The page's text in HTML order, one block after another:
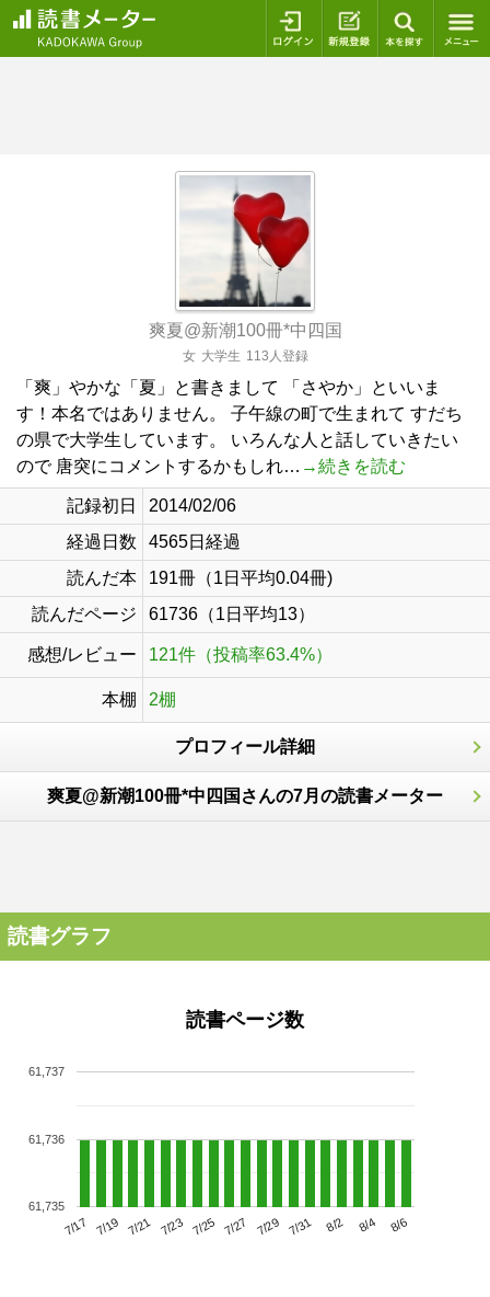
ログイン 新規登録
爽夏@新潮100冊*中四国
女 大学生 113人登録
「爽」やかな「夏」と書きまして 「さやか」といいま
す！本名ではありません。 子午線の町で生まれて すだち
の県で大学生しています。 いろんな人と話していきたい
ので 唐突にコメントするかもしれ… →続きを読む
記録初日
2014/02/06
経過日数
4565日経過
読んだ本
191冊（1日平均0.04冊)
読んだページ
61736（1日平均13）
感想/レビュー 121件（投稿率63.4%）
本棚 2棚
プロフィール詳細
爽夏@新潮100冊*中四国さんの7月の読書メーター
読書グラフ
読書ページ数
7/17 7/19 7/21 7/23 7/25 7/27 7/29 7/31 8/2 8/4 8/6
61,735
61,736
61,737